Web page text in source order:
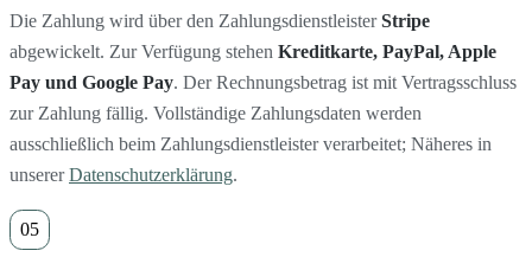
Die Zahlung wird über den ZahlungsdienstleisterStripe
abgewickelt. Zur Verfügung stehen Kreditkarte, PayPal, Apple
Pay und Google Pay. Der Rechnungsbetrag ist mit Vertragsschluss
zur Zahlung fällig. Vollständige Zahlungsdaten werden
ausschließlich beim Zahlungsdienstleister verarbeitet; Näheres in
unsererDatenschutzerklärung.